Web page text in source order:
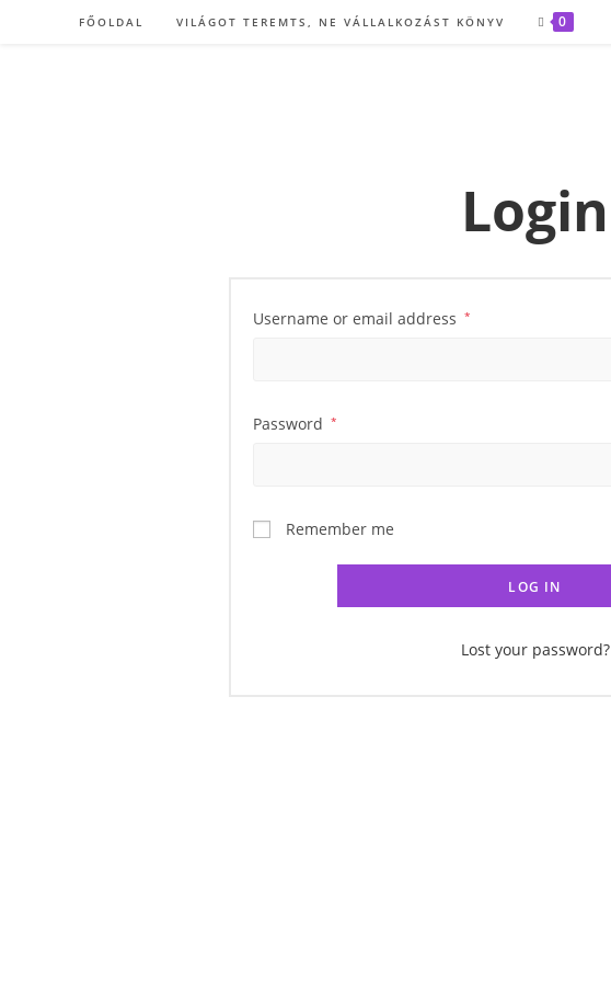
FŐOLDAL VILÁGOT TEREMTS, NE VÁLLALKOZÁST KÖNYV 0
Login
Username or email address *
Password *
Remember me
LOG IN
Lost your password?